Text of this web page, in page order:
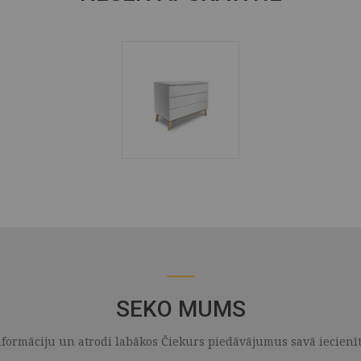
SEKO MUMS
un atrodi labākos Čiekurs piedāvājumus savā